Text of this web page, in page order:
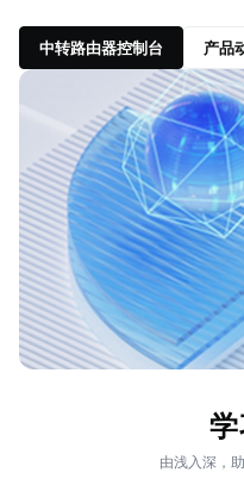
中转路由器控制台 产品
学
由浅入深，